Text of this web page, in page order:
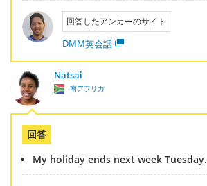
回答したアンカーのサイト
DMM英会話
Natsai
南アフリカ
回答
My holiday ends next week Tuesday.